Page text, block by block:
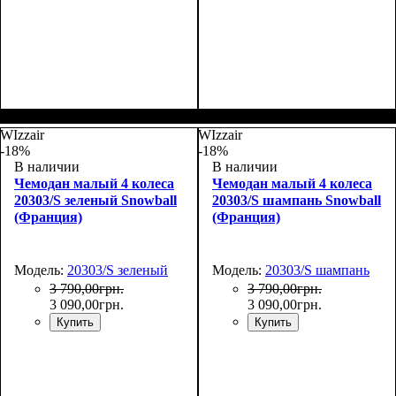
74х50х33+5
66х46х28+5
WIzzair
-18%
В наличии
Чемодан малый 4 колеса
20303/S зеленый Snowball
(Франция)
Модель: 20303/S зеленый
3 790,00грн.
3 090,00грн.
Купить
WIzzair
-18%
В наличии
Чемодан малый 4 колеса
20303/S шампань Snowball
(Франция)
Модель: 20303/S шампань
3 790,00грн.
3 090,00грн.
Купить